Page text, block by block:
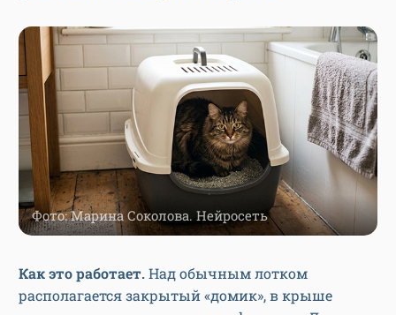
Фото: Марина Соколова. Нейросеть
Как это работает.Над обычным лотком
располагается закрытый «домик», в крыше